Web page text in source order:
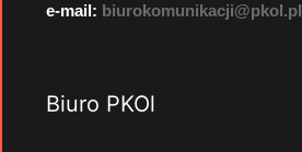
e-mail: biurokomunikacji@pkol.pl
Biuro PKOl